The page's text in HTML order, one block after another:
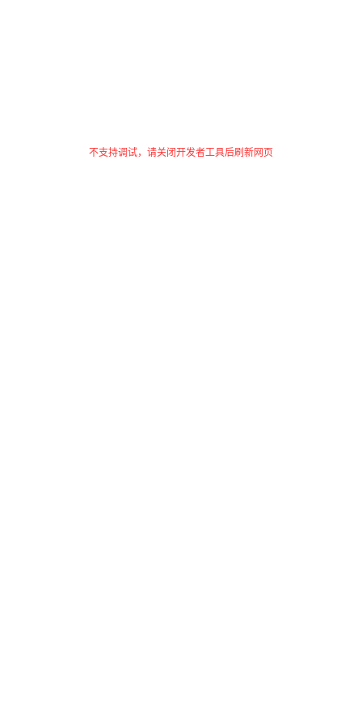
不支持调试，请关闭开发者工具后刷新网页